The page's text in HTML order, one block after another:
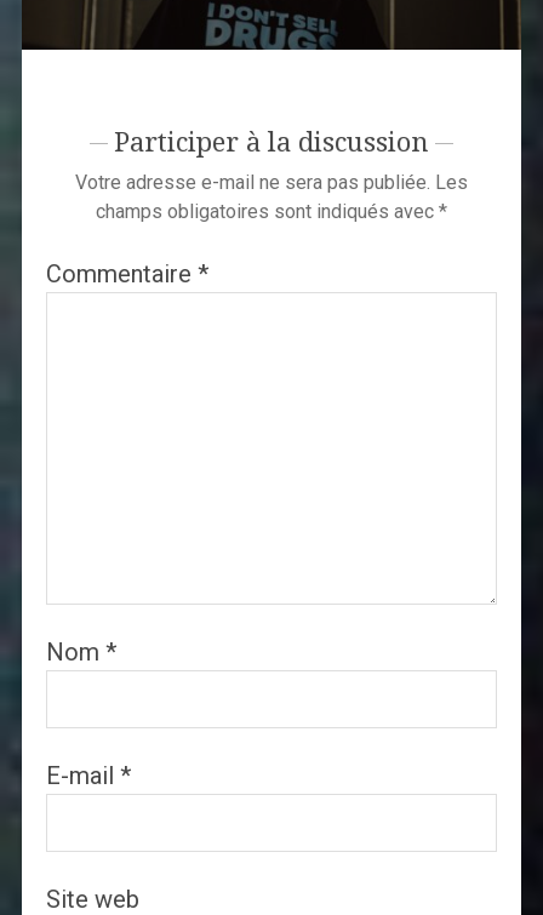
Participer à la discussion
Votre adresse e-mail ne sera pas publiée. Les
champs obligatoires sont indiqués avec *
Commentaire *
Nom *
E-mail *
Site web